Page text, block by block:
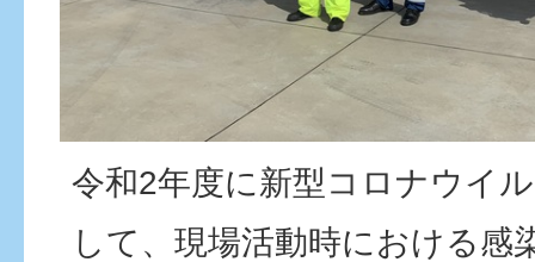
令和2年度に新型コロナウイ
して、現場活動時における感